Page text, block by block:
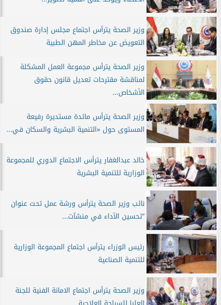
وزير الصحة يترأس اجتماع مجلس إدارة صندوق
التعويض عن مخاطر المهن الطبية
وزير الصحة يترأس مجموعة العمل المشكلة
لمناقشة مقترحات تعديل قانون حقوق
الأشخاص...
وزير الصحة يترأس مائدة مستديرة رفيعة
المستوى حول «التنمية البشرية والسكان في...
خالد عبدالغفار يترأس الاجتماع الدوري للمجموعة
الوزارية للتنمية البشرية
نائب وزير الصحة يترأس ورشة عمل تحت عنوان
”تحسين الآداء في منشآت...
رئيس الوزراء يترأس اجتماع المجموعة الوزارية
للتنمية الصناعية
وزير الصحة يترأس اجتماع الامانة الفنية للجنة